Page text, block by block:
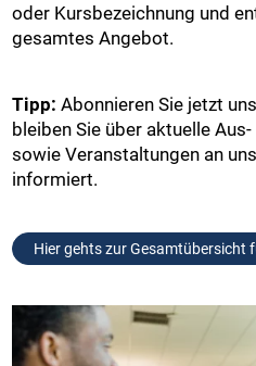
oder Kursbezeichnung und
gesamtes Angebot.
Tipp:Abonnieren Sie jetzt
bleiben Sie über aktuelle
sowie Veranstaltungen an
informiert.
Hier gehts zur Gesamtübersicht